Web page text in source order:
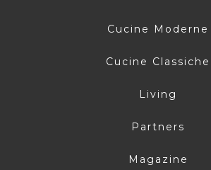
Cucine Moderne
Cucine Classiche
Living
Partners
Magazine